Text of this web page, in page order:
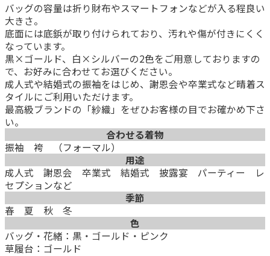
バッグの容量は折り財布やスマートフォンなどが入る程良い
大きさ。
底面には底鋲が取り付けられており、汚れや傷が付きにくく
なっています。
黒×ゴールド、白×シルバーの2色をご用意しておりますの
で、お好みに合わせてお選びください。
成人式や結婚式の振袖をはじめ、謝恩会や卒業式など晴着ス
タイルにご利用いただけます。
最高級ブランドの「紗織」をぜひお客様の目でお確かめ下さ
い。
合わせる着物
振袖 袴 （フォーマル）
用途
成人式 謝恩会 卒業式 結婚式 披露宴 パーティー レ
セプションなど
季節
春 夏 秋 冬
色
バッグ・花緒：黒・ゴールド・ピンク
草履台：ゴールド